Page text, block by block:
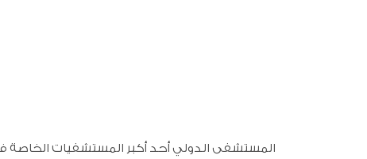
المستشفى الدولي أحد أكبر المستشفيات الخاصة